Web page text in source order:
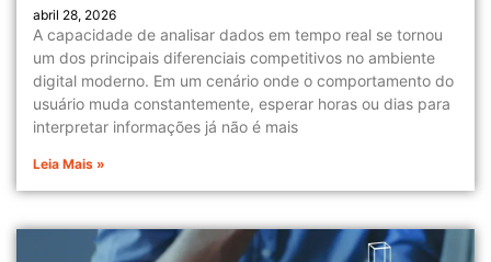
abril 28, 2026
A capacidade de analisar dados em tempo real se tornou
um dos principais diferenciais competitivos no ambiente
digital moderno. Em um cenário onde o comportamento do
usuário muda constantemente, esperar horas ou dias para
interpretar informações já não é mais
Leia Mais »